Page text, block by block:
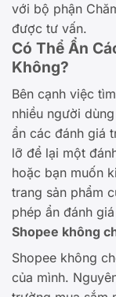
với bộ phận
được tư vấn.
Có Thể Ẩn
Không?
Bên cạnh việc
nhiều người
ẩn các đánh giá
lỡ để lại một
hoặc bạn muốn
trang sản phẩm
phép ẩn đánh
Shopee không
Shopee không
của mình.